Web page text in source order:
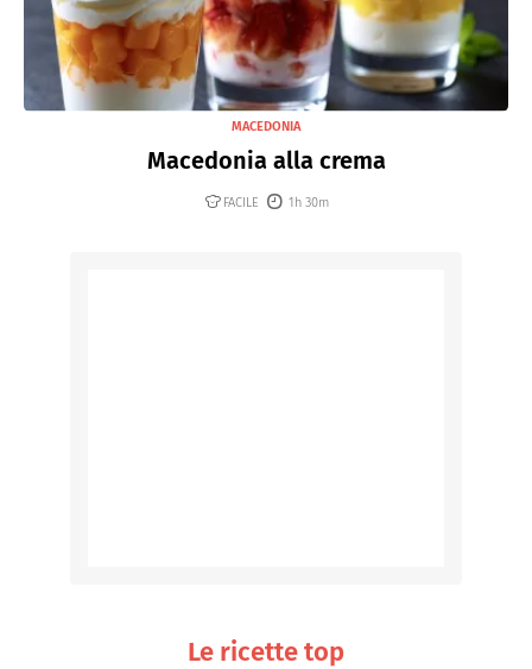
MACEDONIA
Macedonia alla crema
FACILE 1h 30m
Le ricette top